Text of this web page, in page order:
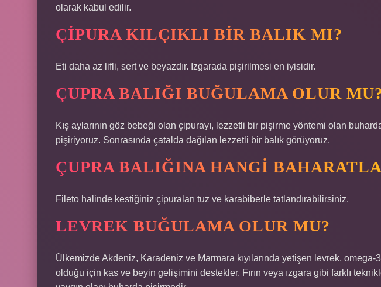
olarak kabul edilir.
ÇIPURA KILÇIKLI BIR BALIK MI?
Eti daha az lifli, sert ve beyazdır. Izgarada pişirilmesi en iyisidir.
ÇUPRA BALIĞI BUĞULAMA OLUR
Kış aylarının göz bebeği olan çipurayı, lezzetli bir pişirme yöntemi olan
pişiriyoruz. Sonrasında çatalda dağılan lezzetli bir balık görüyoruz.
ÇUPRA BALIĞINA HANGI
Fileto halinde kestiğiniz çipuraları tuz ve karabiberle tatlandırabilirsiniz.
LEVREK BUĞULAMA OLUR MU?
Ülkemizde Akdeniz, Karadeniz ve Marmara kıyılarında yetişen levrek, omega-
olduğu için kas ve beyin gelişimini destekler. Fırın veya ızgara gibi farklı